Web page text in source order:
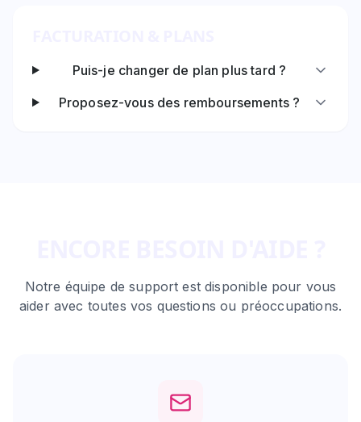
Puis-je changer de plan plus tard ?
Proposez-vous des remboursements ?
Notre équipe de support est disponible pour vous
aider avec toutes vos questions ou préoccupations.